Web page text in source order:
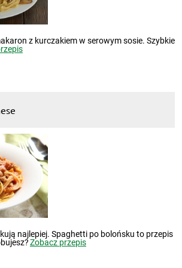
z kurczakiem w serowym sosie. Szybkie
najlepiej. Spaghetti po bolońsku to przepis
Zobacz przepis